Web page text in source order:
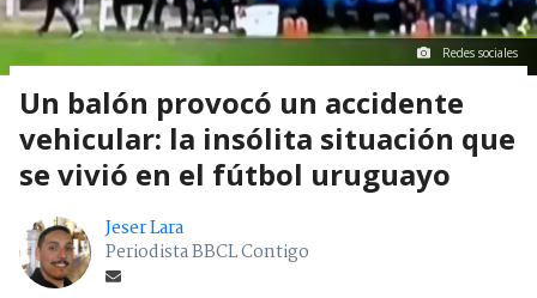
Redes sociales
Un balón provocó un accidente
vehicular: la insólita situación que
se vivió en el fútbol uruguayo
Jeser Lara
Periodista BBCL Contigo